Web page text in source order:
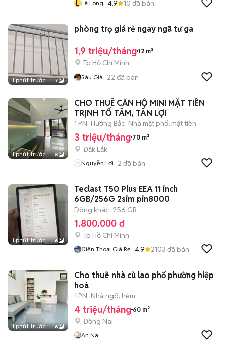
L Lê Long 4.9 10 đã bán
1 phút trước 7
phòng trọ giá rẻ ngay ngã tư ga
1,9 triệu/tháng 12 m²
Tp Hồ Chí Minh
Sáu Già 22 đã bán
1 phút trước 8
CHO THUÊ CĂN HỘ MINI MẶT TIỀN
TRỊNH TỐ TÂM, TÂN LỢI
1 PN Hướng Bắc Nhà mặt phố, mặt tiền
3 triệu/tháng 70 m²
Đắk Lắk
Nguyễn Lợi 2 đã bán
1 phút trước 6
Teclast T50 Plus EEA 11 inch
6GB/256G 2sim pin8000
Dòng khác 256 GB
1.800.000 đ
Tp Hồ Chí Minh
Điện Thoại Giá Rẻ 4.9 2103 đã bán
1 phút trước 6
Cho thuê nhà cù lao phố phường hiệp
hoà
1 PN Nhà ngõ, hẻm
4 triệu/tháng 60 m²
Đồng Nai
An Na